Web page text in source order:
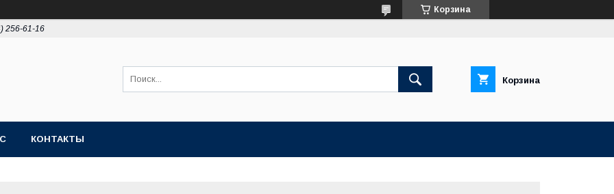
Корзина
256-61-16
Корзина
КОНТАКТЫ